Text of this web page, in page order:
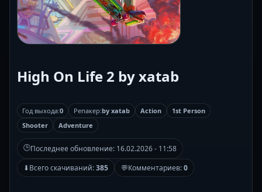
High On Life 2 by xatab
Год выхода:0 Репакер:by xatab Action
1st Person
Shooter
Adventure
🕒Последнее обновление: 16.02.2026 - 11:58
⬇Всего скачиваний:385 💬Комментариев:0